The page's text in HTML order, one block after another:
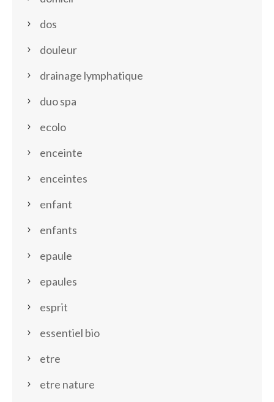
dos
douleur
drainage lymphatique
duo spa
ecolo
enceinte
enceintes
enfant
enfants
epaule
epaules
esprit
essentiel bio
etre
etre nature